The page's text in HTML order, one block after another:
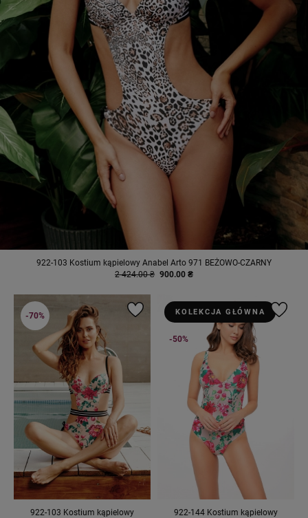
922-103 Kostium kąpielowy Anabel Arto 971 BEŻOWO-CZARNY
2 424.00 ₴ 900.00 ₴
922-103 Kostium kąpielowy
-70%
922-144 Kostium kąpielowy
KOLEKCJA GŁÓWNA
-50%